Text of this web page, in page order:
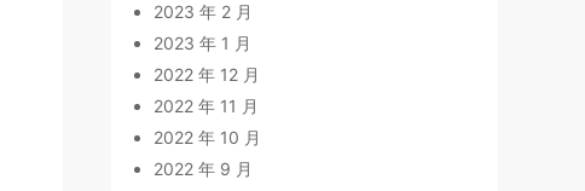
2023 年 2 月
2023 年 1 月
2022 年 12 月
2022 年 11 月
2022 年 10 月
2022 年 9 月